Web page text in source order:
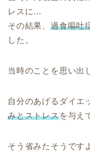
レスに…
その結果、 過食嘔吐
した。
当時のことを思い出
自分のあげるダイエ
みとストレスを与え
そう省みたそうです